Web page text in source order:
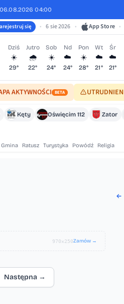
04:00
się • 6 sie 2026 • App Store •
Dziś
☀️
29°
Jutro
🌧️
22°
Sob
☀️
24°
Nd
☁️
24°
Pon
☀️
28°
Wt
☁️
21°
Śr
☁️
21°
AKTYWNOŚCI BETA
Kęty Oświęcim 112 Zator
Gmina Ratusz Turystyka Powódź Religia
970×250Zamów →
Następna →